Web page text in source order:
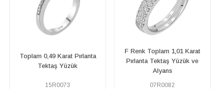
Pırlanta Tektaş Yüzük ve
07R0082
G Renk Toplam 0,55 Karat
Pırlanta Tektaş Yüzük
04R0036